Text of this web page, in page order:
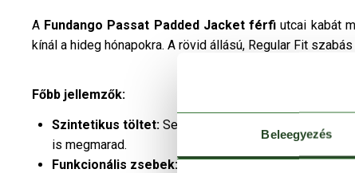
Beleegyezés
A Fundango Passat Padded Jacketférfiutcai kabát
kínál a hideg hónapokra. A rövid állású, Regular Fit
Főbb jellemzők:
Szintetikus töltet: Segíti a test által termelt hő
is megmarad.
Funkcionális zsebek:Az elülső cipzáras zsebek, a